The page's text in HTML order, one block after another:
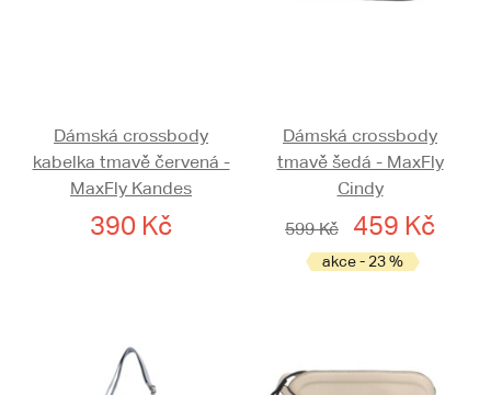
Dámská crossbody
kabelka tmavě červená -
MaxFly Kandes
390 Kč
Dámská crossbody
tmavě šedá - MaxFly
Cindy
599 Kč
459 Kč
akce - 23 %